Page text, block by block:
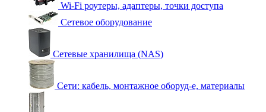
Wi-Fi роутеры, адаптеры, точки доступа
Сетевое оборудование
Сетевые хранилища (NAS)
Сети: кабель, монтажное оборуд-е, материалы